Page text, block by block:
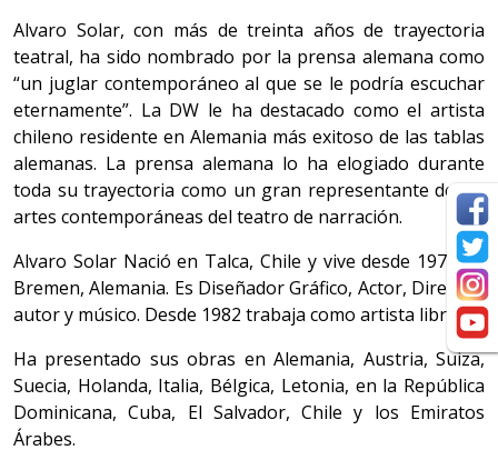
Alvaro Solar, con más de treinta años de trayectoria
teatral, ha sido nombrado por la prensa alemana como
“un juglar contemporáneo al que se le podría escuchar
eternamente”. La DW le ha destacado como el artista
chileno residente en Alemania más exitoso de las tablas
alemanas. La prensa alemana lo ha elogiado durante
toda su trayectoria como un gran representante de las
artes contemporáneas del teatro de narración.
Alvaro Solar Nació en Talca, Chile y vive desde 1978 en
Bremen, Alemania. Es Diseñador Gráfico, Actor, Director,
autor y músico. Desde 1982 trabaja como artista libre.
Ha presentado sus obras en Alemania, Austria, Suiza,
Suecia, Holanda, Italia, Bélgica, Letonia, en la República
Dominicana, Cuba, El Salvador, Chile y los Emiratos
Árabes.